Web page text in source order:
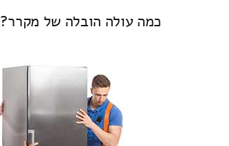
כמה עולה הובלה של מקרר?